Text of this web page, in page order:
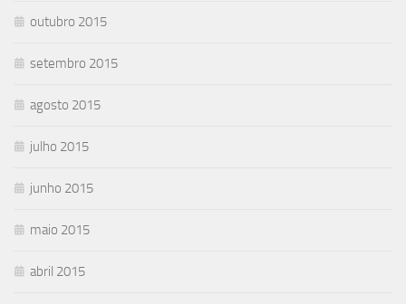
outubro 2015
setembro 2015
agosto 2015
julho 2015
junho 2015
maio 2015
abril 2015